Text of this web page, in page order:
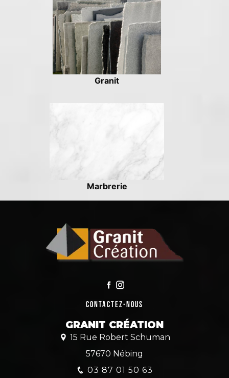
Granit
Marbrerie
Contactez-nous
GRANIT CRÉATION
15 Rue Robert Schuman
57670 Nébing
03 87 01 50 63